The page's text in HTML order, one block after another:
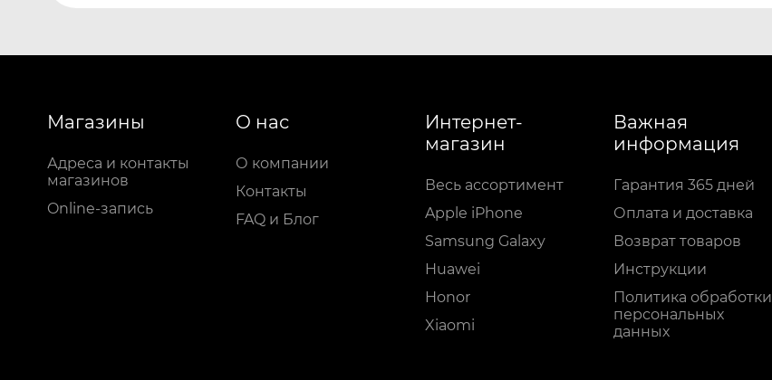
Магазины
Адреса и контакты
магазинов
Online-запись
О нас
О компании
Контакты
FAQ и Блог
Интернет-
магазин
Весь ассортимент
Apple iPhone
Samsung Galaxy
Huawei
Honor
Xiaomi
Важная
информация
Гарантия 365 дней
Оплата и доставка
Возврат товаров
Инструкции
Политика обработки
персональных
данных